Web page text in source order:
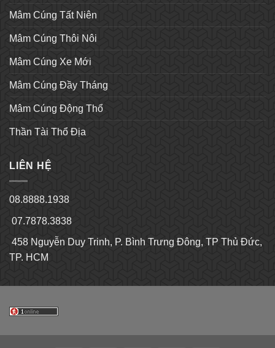
Mâm Cúng Tất Niên
Mâm Cúng Thôi Nôi
Mâm Cúng Xe Mới
Mâm Cúng Đầy Tháng
Mâm Cúng Động Thổ
Thần Tài Thổ Địa
LIÊN HỆ
08.8888.1938
07.7878.3838
458 Nguyễn Duy Trinh, P. Bình Trưng Đông, TP Thủ Đức,
TP. HCM